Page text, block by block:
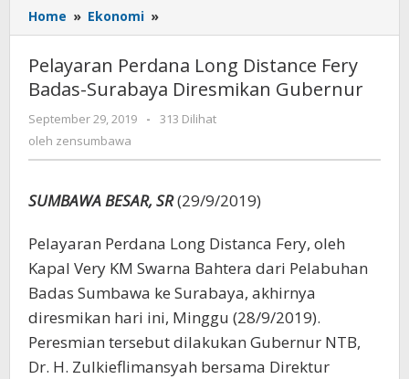
Home » Ekonomi »
Perdana
Distance
Fery
Badas-
Pelayaran Perdana Long Distance Fery
Badas-Surabaya Diresmikan Gubernur
September 29, 2019
oleh
-
313 Dilihat
oleh zensumbawa
SUMBAWA BESAR, SR(29/9/2019)
Pelayaran Perdana Long Distanca Fery, oleh
Kapal Very KM Swarna Bahtera dari Pelabuhan
Badas Sumbawa ke Surabaya, akhirnya
diresmikan hari ini, Minggu (28/9/2019).
Peresmian tersebut dilakukan Gubernur NTB,
Dr. H. Zulkieflimansyah bersama Direktur